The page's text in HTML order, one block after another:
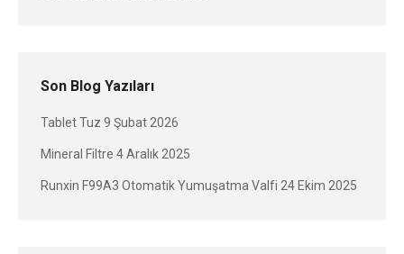
Son Blog Yazıları
Tablet Tuz 9 Şubat 2026
Mineral Filtre 4 Aralık 2025
Runxin F99A3 Otomatik Yumuşatma Valfi 24 Ekim 2025